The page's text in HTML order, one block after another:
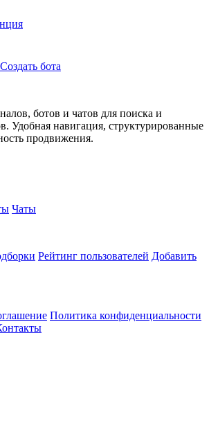
Создать бота
ботов и чатов для поиска и
Удобная навигация, структурированные
продвижения.
Чаты
Рейтинг пользователей Добавить
Политика конфиденциальности